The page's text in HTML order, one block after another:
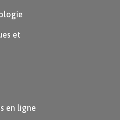
on doit
on a déjà
faut donc
et
en ligne